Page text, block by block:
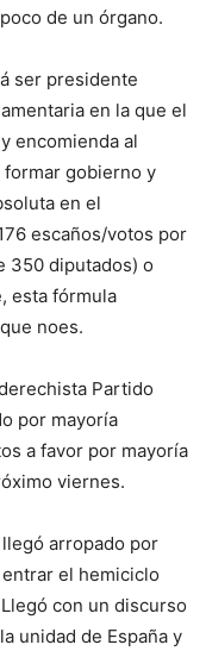
de un órgano.
ser presidente
en la que el
encomienda al
gobierno y
en el
escaños/votos por
350 diputados) o
esta fórmula
noes.
Partido
por mayoría
a favor por mayoría
viernes.
arropado por
el hemiciclo
con un discurso
unidad de España y